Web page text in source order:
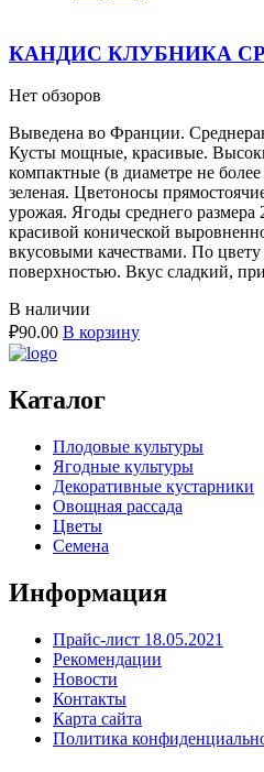
КАНДИС КЛУБНИКА
Нет обзоров
Выведена во Франции.
Кусты мощные, красивые.
компактные (в диаметре не
зеленая. Цветоносы
урожая. Ягоды среднего размера
красивой конической
вкусовыми качествами. По
поверхностью. Вкус сладкий,
В наличии
₽90.00 В корзину
Каталог
Плодовые культуры
Ягодные культуры
Декоративные кустарники
Овощная рассада
Цветы
Семена
Информация
Прайс-лист 18.05.2021
Рекомендации
Новости
Контакты
Карта сайта
Политика